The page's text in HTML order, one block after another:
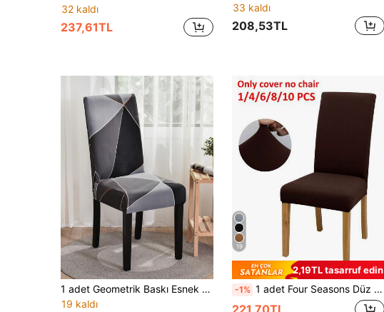
32 kaldı
237,61TL
33 kaldı
208,53TL
1 adet Geometrik Baskı Esnek Sandalye Slipcover
19 kaldı
19
2,19TL tasarruf edin
-1% 1 adet Four Seasons Düz Renk Streç Sandalye Slipcover, Yemek Odası, Otel, Tören için
221,70TL